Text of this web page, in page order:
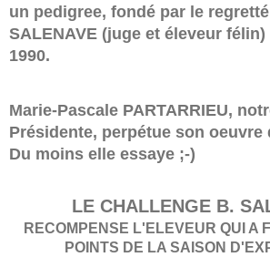
un pedigree, fondé par le
SALENAVE (juge et éleveur
1990.
Marie-Pascale PARTARRIEU,
Présidente, perpétue son oeuvre
Du moins elle essaye ;-)
LE CHALLENGE B.
RECOMPENSE L'ELEVEUR QUI A
POINTS DE LA SAISON